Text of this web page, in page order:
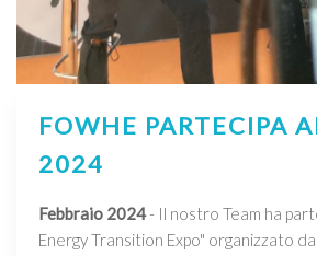
FOWHE PARTECIPA
2024
Febbraio 2024- Il nostro Team ha
Energy Transition Expo" organizzato